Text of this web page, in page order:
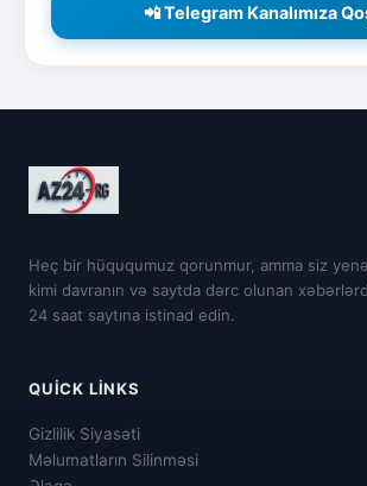
📲 Telegram Kanalımıza
Heç bir hüququmuz qorunmur, amma siz
kimi davranın və saytda dərc olunan
24 saat saytına istinad edin.
QUICK LINKS
Gizlilik Siyasəti
Məlumatların Silinməsi